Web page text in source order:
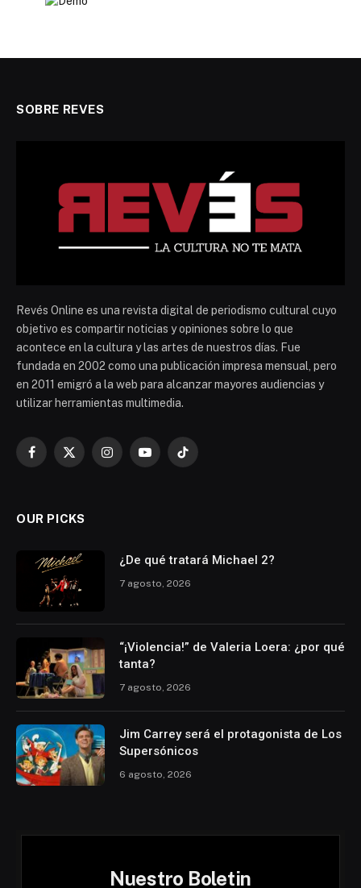
SOBRE REVES
Revés Online es una revista digital de periodismo cultural cuyo
objetivo es compartir noticias y opiniones sobre lo que
acontece en la cultura y las artes de nuestros días. Fue
fundada en 2002 como una publicación impresa mensual, pero
en 2011 emigró a la web para alcanzar mayores audiencias y
utilizar herramientas multimedia.
Facebook
X
InstagramYouTubeTikTok
OUR PICKS
¿De qué tratará Michael 2?
7 agosto, 2026
“¡Violencia!” de Valeria Loera: ¿por qué
tanta?
7 agosto, 2026
Jim Carrey será el protagonista de Los
Supersónicos
6 agosto, 2026
Nuestro Boletin